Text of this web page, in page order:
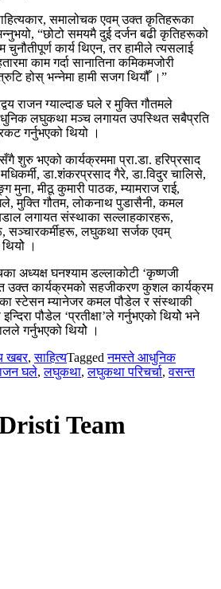
समालोचक एवम् उक्त कृतिहरूका
“छोटो समयमै दुई दर्जन बढी कृतिहरूको
चुनौतीपूर्ण कार्य थिएन, तर हामीले त्यसलाई
काम गर्दा सानातिना कमिकमजोरी
होस् भन्नेमा हामी सजग थियौँ ।”
राजन ग्याल्दाङ घले र मुक्ति गौतमले
लघुकथा मञ्च लगायत उपस्थित सबैप्रति
गर्नुभएको थियो ।
शुरु भएको कार्यक्रममा प्रा.डा. हरिप्रसाद
डा.शंकरप्रसाद गैरे, डा.विदुर चालिसे,
मुना, मीठू कुमारी पाठक, म्यामराज राई,
मुक्ति गौतम, लोकनाथ पुडासैनी, कमल
लगायत संस्थाका सल्लाहकारहरू,
सञ्चारकर्मीहरू, लघुकथा सर्जक एवम्
।
अध्यक्ष घनश्याम डल्लाकोटी ‘कृष्णजी
उक्त कार्यक्रमको सहजीकरण कुशल कार्यक्रम
स्टेसन म्यानेजर कमल पौडेल र संस्थाकी
पौडेल ‘प्रतीक्षा’ले गर्नुभएको थियोे भने
गर्नुभएको थियोे ।
खबर,साहित्यTaggedनमस्ते आधुनिक
घले,लघुकथा,लघुकथा परिचर्चा,वसन्त
Team